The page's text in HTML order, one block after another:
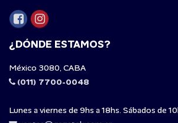
¿DÓNDE ESTAMOS?
México 3080, CABA
(011) 7700-0048
Lunes a viernes de 9hs a 18hs. Sábados de